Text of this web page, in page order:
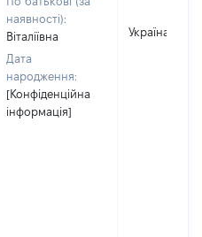
наявності):
Віталіївна
Дата
народження:
[Конфіденційна
інформація]
Україна